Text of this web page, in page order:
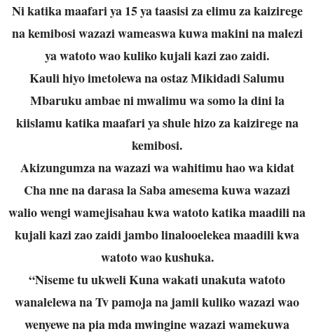
Ni katika maafari ya 15 ya taasisi za elimu za kaizirege
na kemibosi wazazi wameaswa kuwa makini na malezi
ya watoto wao kuliko kujali kazi zao zaidi.
Kauli hiyo imetolewa na ostaz Mikidadi Salumu
Mbaruku ambae ni mwalimu wa somo la dini la
kiislamu katika maafari ya shule hizo za kaizirege na
kemibosi.
Akizungumza na wazazi wa wahitimu hao wa kidat
Cha nne na darasa la Saba amesema kuwa wazazi
walio wengi wamejisahau kwa watoto katika maadili na
kujali kazi zao zaidi jambo linalooelekea maadili kwa
watoto wao kushuka.
“Niseme tu ukweli Kuna wakati unakuta watoto
wanalelewa na Tv pamoja na jamii kuliko wazazi wao
wenyewe na pia mda mwingine wazazi wamekuwa